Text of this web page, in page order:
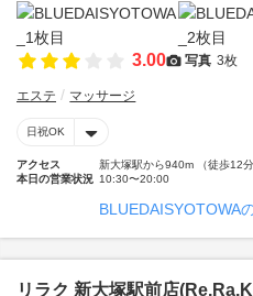
3.00 写真 3枚
エステ マッサージ
日祝OK
アクセス
新大塚駅から940m （徒歩12分
本日の営業状況 10:30〜20:00
BLUEDAISYOTOWA
リラク 新大塚駅前店